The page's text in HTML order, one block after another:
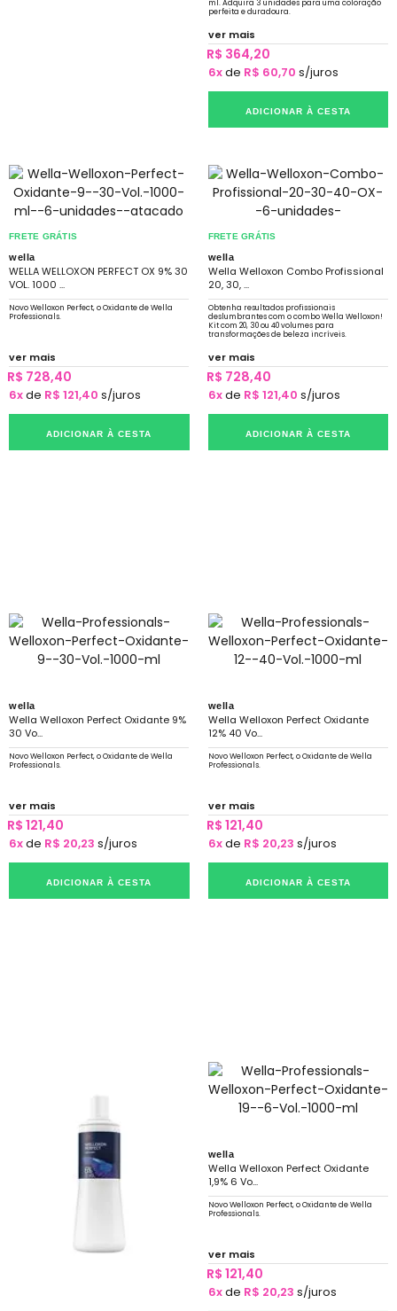
ml. Adquira 3 unidades para uma coloração
perfeita e duradoura.
ver mais
R$ 364,20
6xde R$ 60,70 s/juros
ADICIONAR À CESTA
FRETE GRÁTIS
wella
WELLA WELLOXON PERFECT OX 9% 30
VOL. 1000 ...
Novo Welloxon Perfect, o Oxidante de Wella
Professionals.
ver mais
R$ 728,40
6xde R$ 121,40 s/juros
ADICIONAR À CESTA
FRETE GRÁTIS
wella
Wella Welloxon Combo Profissional
20, 30, ...
Obtenha resultados profissionais
deslumbrantes com o combo Wella Welloxon!
Kit com 20, 30 ou 40 volumes para
transformações de beleza incríveis.
ver mais
R$ 728,40
6xde R$ 121,40 s/juros
ADICIONAR À CESTA
wella
Wella Welloxon Perfect Oxidante 9%
30 Vo...
Novo Welloxon Perfect, o Oxidante de Wella
Professionals.
ver mais
R$ 121,40
6xde R$ 20,23 s/juros
ADICIONAR À CESTA
wella
Wella Welloxon Perfect Oxidante
12% 40 Vo...
Novo Welloxon Perfect, o Oxidante de Wella
Professionals.
ver mais
R$ 121,40
6xde R$ 20,23 s/juros
ADICIONAR À CESTA
wella
Wella Welloxon Perfect Oxidante
1,9% 6 Vo...
Novo Welloxon Perfect, o Oxidante de Wella
Professionals.
ver mais
R$ 121,40
6xde R$ 20,23 s/juros